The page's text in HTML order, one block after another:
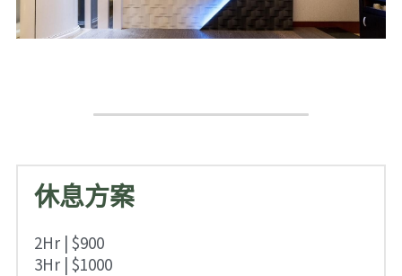
休息方案
2Hr | $900
3Hr | $1000